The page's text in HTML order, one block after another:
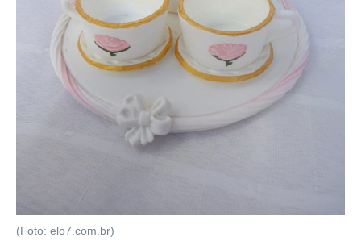
(Foto: elo7.com.br)